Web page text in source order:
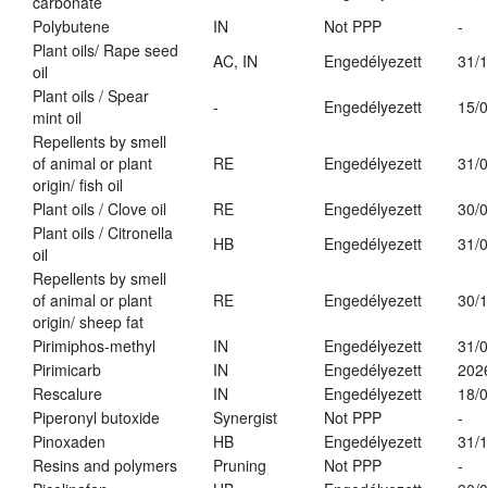
Polybutene
IN Not PPP
-
Plant oils/ Rape seed
oil
AC, IN Engedélyezett
31/
Plant oils / Spear
mint oil
- Engedélyezett
15/
Repellents by smell
of animal or plant
origin/ fish oil
RE Engedélyezett 31/
Plant oils / Clove oil RE Engedélyezett
30/
Plant oils / Citronella
oil
HB Engedélyezett
31/
Repellents by smell
of animal or plant
origin/ sheep fat
RE Engedélyezett 30/
Pirimiphos-methyl IN Engedélyezett
31/
Pirimicarb
IN Engedélyezett
Rescalure
IN Engedélyezett
18/
Piperonyl butoxide
Synergist Not PPP
-
Pinoxaden
HB Engedélyezett
31/
Resins and polymers
Pruning Not PPP
-